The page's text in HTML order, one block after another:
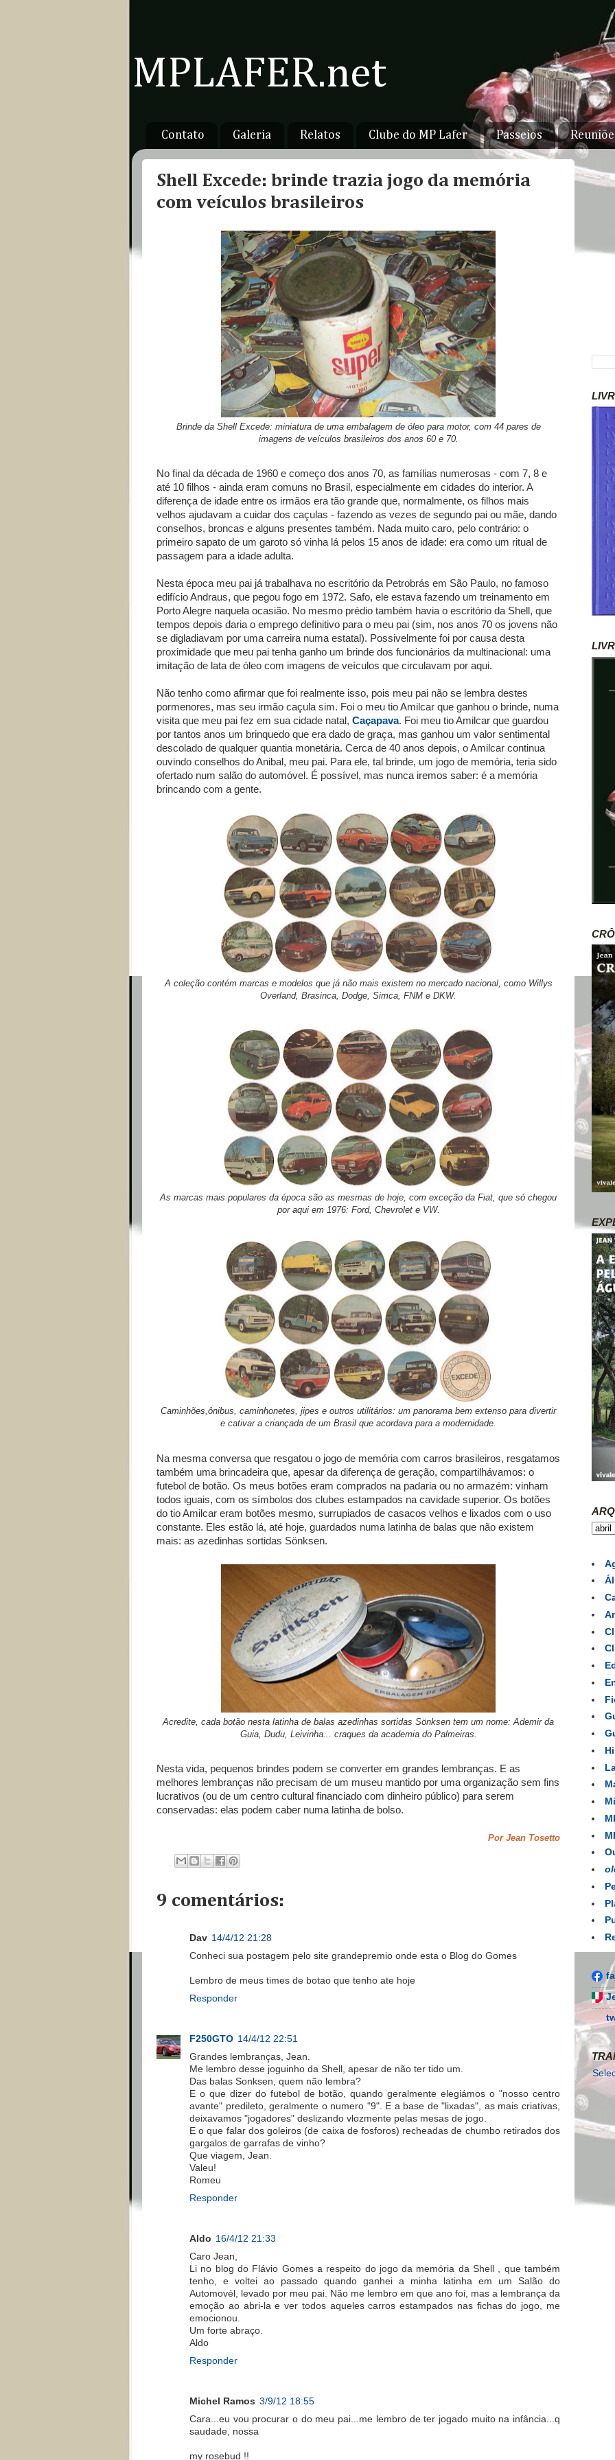
MPLAFER.net
Contato Galeria Relatos Clube do MP Lafer Passeios
Shell Excede: brinde trazia jogo da memória
com veículos brasileiros
Brinde da Shell Excede: miniatura de uma embalagem de óleo para motor, com 44 pares de
imagens de veículos brasileiros dos anos 60 e 70.
No final da década de 1960 e começo dos anos 70, as famílias numerosas - com 7, 8 e
até 10 filhos - ainda eram comuns no Brasil, especialmente em cidades do interior. A
diferença de idade entre os irmãos era tão grande que, normalmente, os filhos mais
velhos ajudavam a cuidar dos caçulas - fazendo as vezes de segundo pai ou mãe, dando
conselhos, broncas e alguns presentes também. Nada muito caro, pelo contrário: o
primeiro sapato de um garoto só vinha lá pelos 15 anos de idade: era como um ritual de
passagem para a idade adulta.
Nesta época meu pai já trabalhava no escritório da Petrobrás em São Paulo, no famoso
edifício Andraus, que pegou fogo em 1972. Safo, ele estava fazendo um treinamento em
Porto Alegre naquela ocasião. No mesmo prédio também havia o escritório da Shell, que
tempos depois daria o emprego definitivo para o meu pai (sim, nos anos 70 os jovens não
se digladiavam por uma carreira numa estatal). Possivelmente foi por causa desta
proximidade que meu pai tenha ganho um brinde dos funcionários da multinacional: uma
imitação de lata de óleo com imagens de veículos que circulavam por aqui.
Não tenho como afirmar que foi realmente isso, pois meu pai não se lembra destes
pormenores, mas seu irmão caçula sim. Foi o meu tio Amilcar que ganhou o brinde, numa
visita que meu pai fez em sua cidade natal, Caçapava. Foi meu tio Amilcar que guardou
por tantos anos um brinquedo que era dado de graça, mas ganhou um valor sentimental
descolado de qualquer quantia monetária. Cerca de 40 anos depois, o Amilcar continua
ouvindo conselhos do Anibal, meu pai. Para ele, tal brinde, um jogo de memória, teria sido
ofertado num salão do automóvel. É possível, mas nunca iremos saber: é a memória
brincando com a gente.
A coleção contém marcas e modelos que já não mais existem no mercado nacional, como Willys
Overland, Brasinca, Dodge, Simca, FNM e DKW.
As marcas mais populares da época são as mesmas de hoje, com exceção da Fiat, que só chegou
por aqui em 1976: Ford, Chevrolet e VW.
Caminhões,ônibus, caminhonetes, jipes e outros utilitários: um panorama bem extenso para divertir
e cativar a criançada de um Brasil que acordava para a modernidade.
Na mesma conversa que resgatou o jogo de memória com carros brasileiros, resgatamos
também uma brincadeira que, apesar da diferença de geração, compartilhávamos: o
futebol de botão. Os meus botões eram comprados na padaria ou no armazém: vinham
todos iguais, com os símbolos dos clubes estampados na cavidade superior. Os botões
do tio Amilcar eram botões mesmo, surrupiados de casacos velhos e lixados com o uso
constante. Eles estão lá, até hoje, guardados numa latinha de balas que não existem
mais: as azedinhas sortidas Sönksen.
Acredite, cada botão nesta latinha de balas azedinhas sortidas Sönksen tem um nome: Ademir da
Guia, Dudu, Leivinha... craques da academia do Palmeiras.
Nesta vida, pequenos brindes podem se converter em grandes lembranças. E as
melhores lembranças não precisam de um museu mantido por uma organização sem fins
lucrativos (ou de um centro cultural financiado com dinheiro público) para serem
conservadas: elas podem caber numa latinha de bolso.
Por Jean Tosetto
9 comentários:
Dav 14/4/12 21:28
Conheci sua postagem pelo site grandepremio onde esta o Blog do Gomes
Lembro de meus times de botao que tenho ate hoje
Responder
F250GTO 14/4/12 22:51
Grandes lembranças, Jean.
Me lembro desse joguinho da Shell, apesar de não ter tido um.
Das balas Sonksen, quem não lembra?
E o que dizer do futebol de botão, quando geralmente elegiámos o "nosso centro
avante" predileto, geralmente o numero "9". E a base de "lixadas", as mais criativas,
deixavamos "jogadores" deslizando vlozmente pelas mesas de jogo.
E o que falar dos goleiros (de caixa de fosforos) recheadas de chumbo retirados dos
gargalos de garrafas de vinho?
Que viagem, Jean.
Valeu!
Romeu
Responder
Aldo 16/4/12 21:33
Caro Jean,
Li no blog do Flávio Gomes a respeito do jogo da memória da Shell , que também
tenho, e voltei ao passado quando ganhei a minha latinha em um Salão do
Automovél, levado por meu pai. Não me lembro em que ano foi, mas a lembrança da
emoção ao abri-la e ver todos aqueles carros estampados nas fichas do jogo, me
emocionou.
Um forte abraço.
Aldo
Responder
Michel Ramos 3/9/12 18:55
Cara...eu vou procurar o do meu pai...me lembro de ter jogado muito na infância...q
saudade, nossa
my rosebud !!